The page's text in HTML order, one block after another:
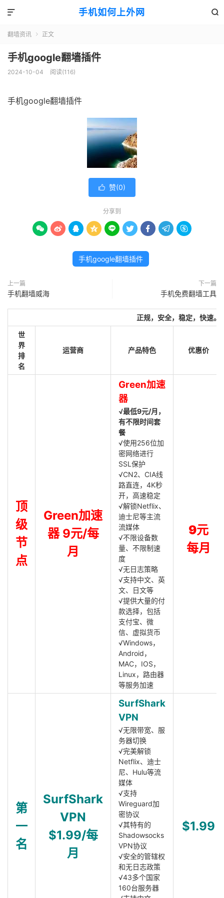
手机如何上外网 

翻墙资讯  正文
手机google翻墙插件
2024-10-04 阅读(116)
手机google翻墙插件
 赞(0)
分享到
        
手机google翻墙插件
上一篇
手机翻墙威海
下一篇
手机免费翻墙工具
正规，安全，稳定，快速。
世
界
排
名
运营商 产品特色 优惠价
顶
级
节
点
Green加速
器 9元/每
月
Green加速
器
√最低9元/月，
有不限时间套
餐
√使用256位加
密网络进行
SSL保护
√CN2、CIA线
路直连，4K秒
开，高速稳定
√解锁Netflix、
迪士尼等主流
流媒体
√不限设备数
量、不限制速
度
√无日志策略
√支持中文、英
文、日文等
√提供大量的付
款选择，包括
支付宝、微
信、虚拟货币
√Windows，
Android，
MAC，IOS，
Linux，路由器
等服务加速
9元
每月
第
一
名
SurfShark
VPN
$1.99/每
月
SurfShark
VPN
√无限带宽、服
务器切换
√完美解锁
Netflix、迪士
尼、Hulu等流
媒体
√支持
Wireguard加
密协议
√其特有的
Shadowsocks
VPN协议
√安全的管辖权
和无日志政策
√43多个国家
160台服务器
$1.99